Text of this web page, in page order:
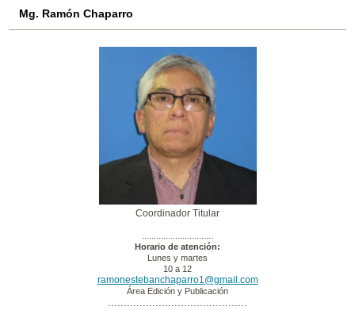
Mg. Ramón Chaparro
Coordinador Titular
..............................
Horario de atención:
Lunes y martes
10 a 12
ramonestebanchaparro1@gmail.com
Área Edición y Publicación
............................................